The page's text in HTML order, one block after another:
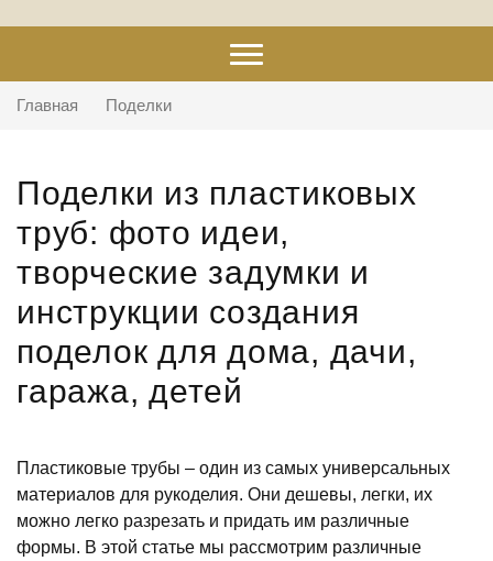
Главная Поделки
Поделки из пластиковых
труб: фото идеи,
творческие задумки и
инструкции создания
поделок для дома, дачи,
гаража, детей
Пластиковые трубы – один из самых универсальных
материалов для рукоделия. Они дешевы, легки, их
можно легко разрезать и придать им различные
формы. В этой статье мы рассмотрим различные